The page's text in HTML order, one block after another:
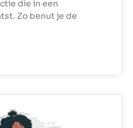
die in een
Zo benut je de